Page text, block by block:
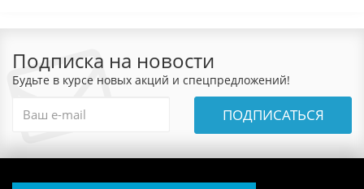
Подписка на новости
Будьте в курсе новых акций и спецпредложений!
ПОДПИСАТЬСЯ